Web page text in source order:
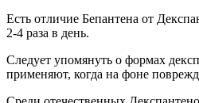
Есть отличие Бепантена от
2-4 раза в день.
Следует упомянуть о формах
применяют, когда на фоне